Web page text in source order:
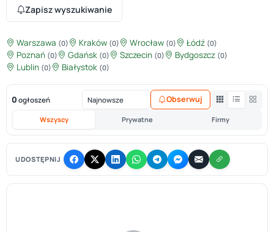
Zapisz wyszukiwanie
Warszawa (0) Kraków (0) Wrocław (0) Łódź (0)
Poznań (0) Gdańsk (0) Szczecin (0) Bydgoszcz (0)
Lublin (0) Białystok (0)
0 ogłoszeń
Wszyscy Prywatne Firmy
Obserwuj
UDOSTĘPNIJ